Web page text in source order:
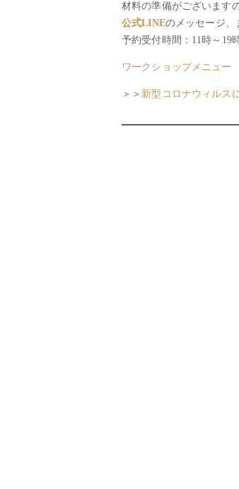
材料の準備がございます
公式LINEのメッセージ、
予約受付時間：11時～19
ワークショップメニュー
＞＞ 新型コロナウィルス